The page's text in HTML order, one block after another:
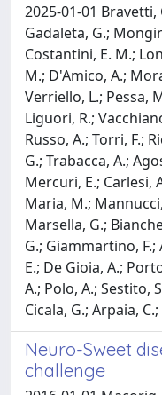
2025-01-01 Bravetti,
Gadaleta, G.;
Costantini, E. M.;
M.; D'Amico, A.;
Verriello, L.; Pessa,
Liguori, R.;
Russo, A.; Torri, F.;
G.; Trabacca, A.;
Mercuri, E.; Carlesi,
Maria, M.;
Marsella, G.;
G.; Giammartino, F.;
E.; De Gioia, A.;
A.; Polo, A.; Sestito,
Cicala, G.; Arpaia,
Neuro-Sweet
challenge